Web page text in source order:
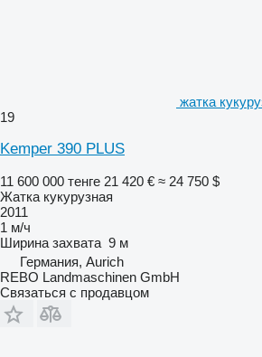
жатка
19
Kemper 390 PLUS
11 600 000 тенге 21 420 € ≈ 24 750 $
Жатка кукурузная
2011
1 м/ч
Ширина захвата 9 м
Германия, Aurich
REBO Landmaschinen GmbH
Связаться с продавцом